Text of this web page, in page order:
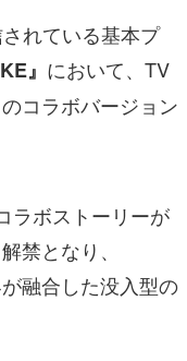
れている基本プ
』 において、TV
コラボバージョン
ラボストーリーが
禁となり、
融合した没入型の